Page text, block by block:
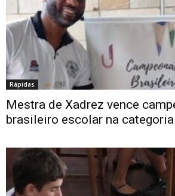
Rápidas
Mestra de Xadrez vence
brasileiro escolar na